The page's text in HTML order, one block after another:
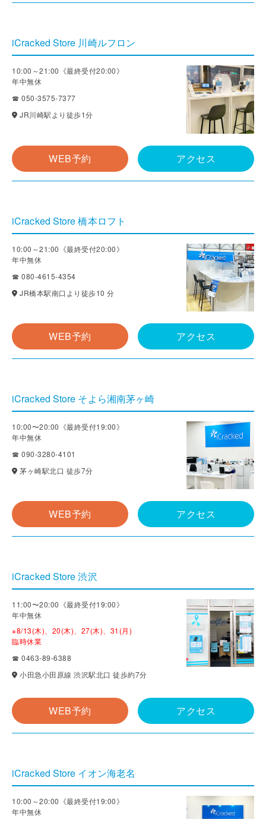
iCracked Store 川崎ルフロン
10:00～21:00《最終受付20:00》
年中無休
☎ 050-3575-7377
JR川崎駅より徒歩1分
WEB予約 アクセス
iCracked Store 橋本ロフト
10:00～21:00《最終受付20:00》
年中無休
☎ 080-4615-4354
JR橋本駅南口より徒歩10 分
WEB予約 アクセス
iCracked Store そよら湘南茅ヶ崎
10:00〜20:00《最終受付19:00》
年中無休
☎ 090-3280-4101
茅ヶ崎駅北口 徒歩7分
WEB予約 アクセス
iCracked Store 渋沢
11:00〜20:00《最終受付19:00》
年中無休
※8/13(木)、20(木)、27(木)、31(月)
臨時休業
☎ 0463-89-6388
小田急小田原線 渋沢駅北口 徒歩約7分
WEB予約 アクセス
iCracked Store イオン海老名
10:00～20:00《最終受付19:00》
年中無休